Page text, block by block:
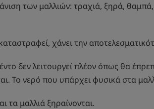
των μαλλιών: τραχιά, ξηρά,
χάνει την
δεν λειτουργεί πλέον όπως θα
Το νερό που υπάρχει φυσικά στα
τα μαλλιά ξηραίνονται.